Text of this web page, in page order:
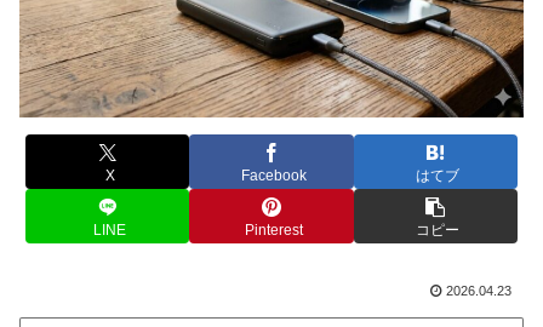
X Facebook はてブ
LINE Pinterest コピー
2026.04.23